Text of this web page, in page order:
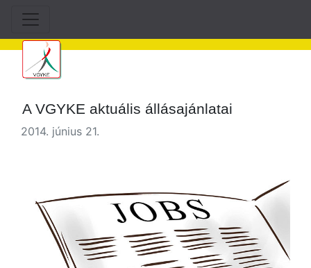
A VGYKE aktuális állásajánlatai
2014. június 21.